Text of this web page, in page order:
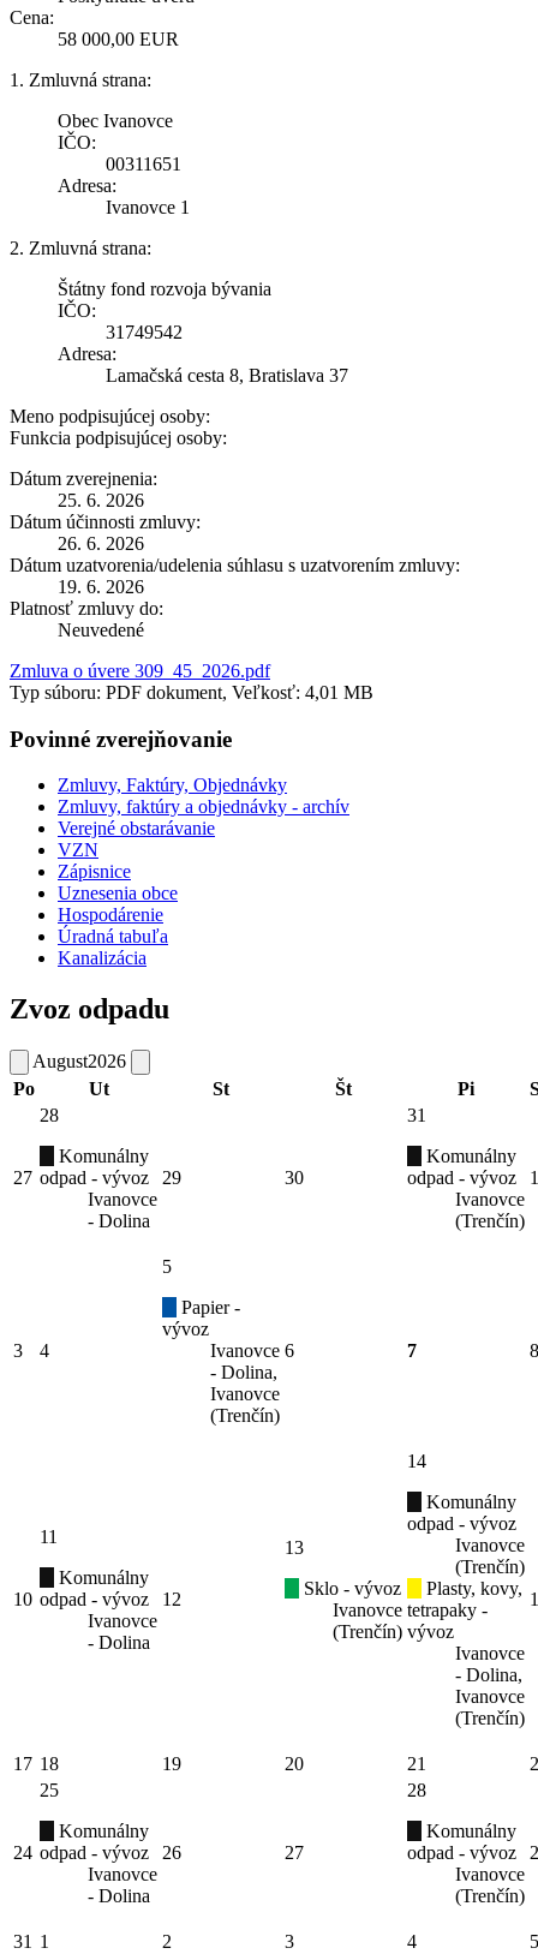
Cena:
58 000,00 EUR
1. Zmluvná strana:
Obec Ivanovce
IČO:
00311651
Adresa:
Ivanovce 1
2. Zmluvná strana:
Štátny fond rozvoja bývania
IČO:
31749542
Adresa:
Lamačská cesta 8, Bratislava 37
Meno podpisujúcej osoby:
Funkcia podpisujúcej osoby:
Dátum zverejnenia:
25. 6. 2026
Dátum účinnosti zmluvy:
26. 6. 2026
Dátum uzatvorenia/udelenia súhlasu s uzatvorením zmluvy:
19. 6. 2026
Platnosť zmluvy do:
Neuvedené
Zmluva o úvere 309_45_2026.pdf
Typ súboru: PDF dokument, Veľkosť: 4,01 MB
Povinné zverejňovanie
Zmluvy, Faktúry, Objednávky
Zmluvy, faktúry a objednávky - archív
Verejné obstarávanie
VZN
Zápisnice
Uznesenia obce
Hospodárenie
Úradná tabuľa
Kanalizácia
Zvoz odpadu
August2026
Po
Ut St Št Pi
27
28
Komunálny
odpad - vývoz
Ivanovce
- Dolina
29 30
31
Komunálny
odpad - vývoz
Ivanovce
(Trenčín)
1
3 4
5
Papier -
vývoz
Ivanovce
- Dolina,
Ivanovce
(Trenčín)
6 7 8
10
11
Komunálny
odpad - vývoz
Ivanovce
- Dolina
12
13
Sklo - vývoz
Ivanovce
(Trenčín)
14
Komunálny
odpad - vývoz
Ivanovce
(Trenčín)
Plasty, kovy,
tetrapaky -
vývoz
Ivanovce
- Dolina,
Ivanovce
(Trenčín)
17 18 19 20 21
24
25
Komunálny
odpad - vývoz
Ivanovce
- Dolina
26 27
28
Komunálny
odpad - vývoz
Ivanovce
(Trenčín)
31 1 2 3 4
5